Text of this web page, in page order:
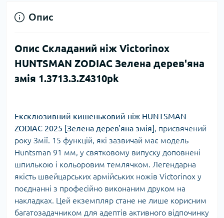
Опис
Опис Складаний ніж Victorinox
HUNTSMAN ZODIAC Зелена дерев'яна
змія 1.3713.3.Z4310pk
Ексклюзивний кишеньковий ніж HUNTSMAN
ZODIAC 2025 [Зелена дерев'яна змія], присвячений
року Змії. 15 функцій, які зазвичай має модель
Huntsman 91 мм, у святковому випуску доповнені
шпилькою і кольоровим темлячком. Легендарна
якість швейцарських армійських ножів Victorinox у
поєднанні з професійно виконаним друком на
накладках. Цей екземпляр стане не лише корисним
багатозадачником для адептів активного відпочинку